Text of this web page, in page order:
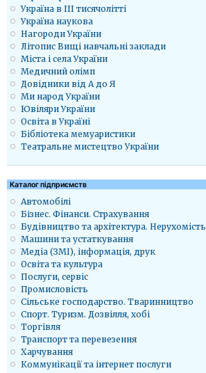
Україна в ІІІ тисячолітті
Україна наукова
Нагороди України
Літопис Вищі навчальні заклади
Міста і села України
Медичний олімп
Довідники від А до Я
Ми народ України
Ювіляри України
Освіта в Україні
Бібліотека мемуаристики
Театральне мистецтво України
Каталог підприємств
Автомобілі
Бізнес. Фінанси. Страхування
Будівництво та архітектура. Нерухомість
Машини та устаткування
Медіа (ЗМІ), інформація, друк
Освіта та культура
Послуги, сервіс
Промисловість
Сільське господарство. Тваринництво
Спорт. Туризм. Дозвілля, хобі
Торгівля
Транспорт та перевезення
Харчування
Коммунікації та інтернет послуги